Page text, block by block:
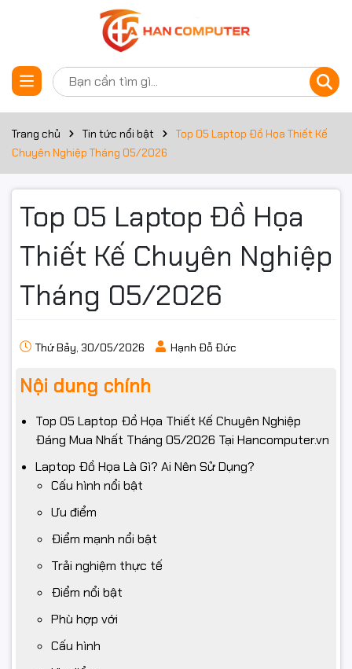
Trang chủ Tin tức nổi bật
Top 05 Laptop Đồ Họa Thiết Kế
Chuyên Nghiệp Tháng 05/2026
Top 05 Laptop Đồ Họa
Thiết Kế Chuyên Nghiệp
Tháng 05/2026
Thứ Bảy, 30/05/2026 Hạnh Đỗ Đức
Nội dung chính
Top 05 Laptop Đồ Họa Thiết Kế Chuyên Nghiệp
Đáng Mua Nhất Tháng 05/2026 Tại Hancomputer.vn
Laptop Đồ Họa Là Gì? Ai Nên Sử Dụng?
Cấu hình nổi bật
Ưu điểm
Điểm mạnh nổi bật
Trải nghiệm thực tế
Điểm nổi bật
Phù hợp với
Cấu hình